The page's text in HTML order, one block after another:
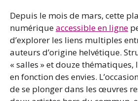
Depuis le mois de mars, cette
numériqueaccessible en ligne
d’explorer les liens multiples
auteurs d’origine helvétique.
« salles » et douze thématiques,
en fonction des envies.
de se plonger dans les œuvres